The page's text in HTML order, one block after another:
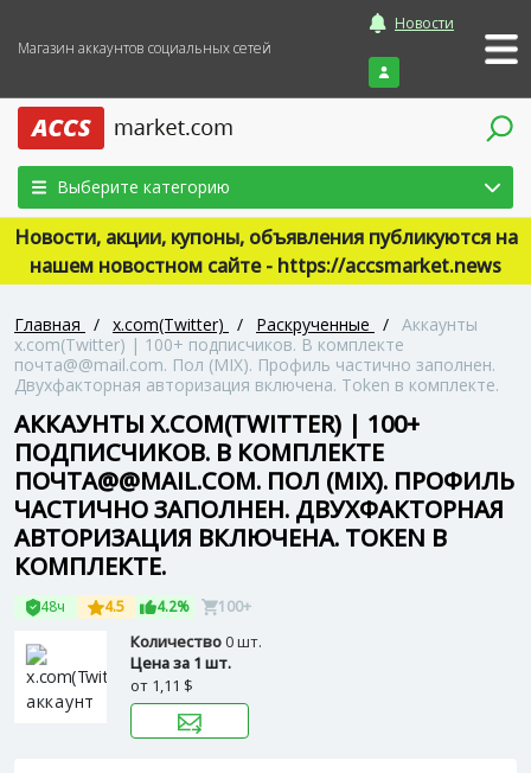
Магазин аккаунтов социальных сетей
Новости
Войти
Выберите категорию
Новости, акции, купоны, объявления публикуются на
нашем новостном сайте - https://accsmarket.news
Главная / x.com(Twitter) / Раскрученные / Аккаунты
x.com(Twitter) | 100+ подписчиков. В комплекте
почта@@mail.com. Пол (MIX). Профиль частично заполнен.
Двухфакторная авторизация включена. Token в комплекте.
АККАУНТЫ X.COM(TWITTER) | 100+
ПОДПИСЧИКОВ. В КОМПЛЕКТЕ
ПОЧТА@@MAIL.COM. ПОЛ (MIX). ПРОФИЛЬ
ЧАСТИЧНО ЗАПОЛНЕН. ДВУХФАКТОРНАЯ
АВТОРИЗАЦИЯ ВКЛЮЧЕНА. TOKEN В
КОМПЛЕКТЕ.
48ч 4.5 4.2% 100+
Количество0 шт.
Цена за 1 шт.
от 1,11 $